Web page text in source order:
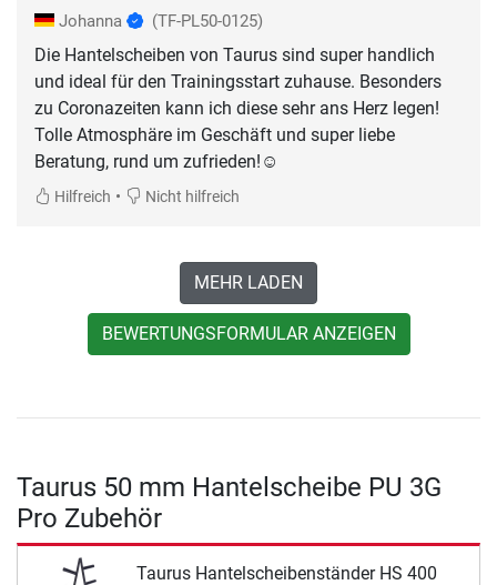
Johanna (TF-PL50-0125)
Die Hantelscheiben von Taurus sind super handlich
und ideal für den Trainingsstart zuhause. Besonders
zu Coronazeiten kann ich diese sehr ans Herz legen!
Tolle Atmosphäre im Geschäft und super liebe
Beratung, rund um zufrieden!☺️
Hilfreich • Nicht hilfreich
MEHR LADEN
BEWERTUNGSFORMULAR ANZEIGEN
Taurus 50 mm Hantelscheibe PU 3G
Pro Zubehör
Taurus Hantelscheibenständer HS 400